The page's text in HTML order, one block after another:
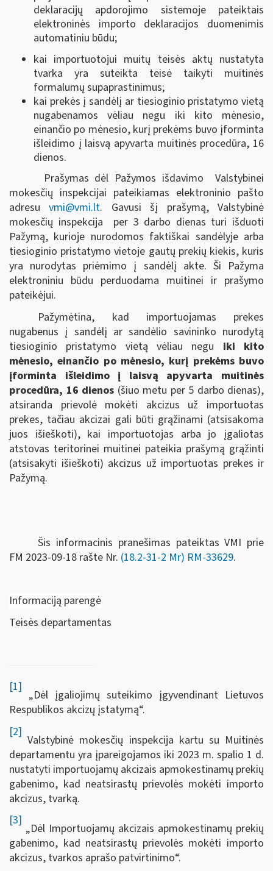
deklaracijų apdorojimo sistemoje pateiktais
elektroninės importo deklaracijos duomenimis
automatiniu būdu;
kai importuotojui muitų teisės aktų nustatyta
tvarka yra suteikta teisė taikyti muitinės
formalumų supaprastinimus;
kai prekės į sandėlį ar tiesioginio pristatymo vietą
nugabenamos vėliau negu iki kito mėnesio,
einančio po mėnesio, kurį prekėms buvo įforminta
išleidimo į laisvą apyvarta muitinės procedūra, 16
dienos.
Prašymas dėl Pažymos išdavimo Valstybinei
mokesčių inspekcijai pateikiamas elektroninio pašto
adresuvmi@vmi.lt. Gavusi šį prašymą, Valstybinė
mokesčių inspekcija per 3 darbo dienas turi išduoti
Pažymą, kurioje nurodomos faktiškai sandėlyje arba
tiesioginio pristatymo vietoje gautų prekių kiekis, kuris
yra nurodytas priėmimo į sandėlį akte. Ši Pažyma
elektroniniu būdu perduodama muitinei ir prašymo
pateikėjui.
Pažymėtina, kad importuojamas prekes
nugabenus į sandėlį ar sandėlio savininko nurodytą
tiesioginio pristatymo vietą vėliau negu iki kito
mėnesio, einančio po mėnesio, kurį prekėms buvo
įforminta išleidimo į laisvą apyvarta muitinės
procedūra, 16 dienos (šiuo metu per 5 darbo dienas),
atsiranda prievolė mokėti akcizus už importuotas
prekes, tačiau akcizai gali būti grąžinami (atsisakoma
juos išieškoti), kai importuotojas arba jo įgaliotas
atstovas teritorinei muitinei pateikia prašymą grąžinti
(atsisakyti išieškoti) akcizus už importuotas prekes ir
Pažymą.
Šis informacinis pranešimas pateiktas VMI prie
FM 2023-09-18 rašte Nr. (18.2-31-2 Mr) RM-33629.
Informaciją parengė
Teisės departamentas
[1]
„Dėl įgaliojimų suteikimo įgyvendinant Lietuvos
Respublikos akcizų įstatymą“.
[2]
Valstybinė mokesčių inspekcija kartu su Muitinės
departamentu yra įpareigojamos iki 2023 m. spalio 1 d.
nustatyti importuojamų akcizais apmokestinamų prekių
gabenimo, kad neatsirastų prievolės mokėti importo
akcizus, tvarką.
[3]
„Dėl Importuojamų akcizais apmokestinamų prekių
gabenimo, kad neatsirastų prievolės mokėti importo
akcizus, tvarkos aprašo patvirtinimo“.